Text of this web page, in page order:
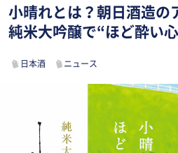
小晴れとは？朝日酒造の
純米大吟醸で“ほど酔い
日本酒 ニュース